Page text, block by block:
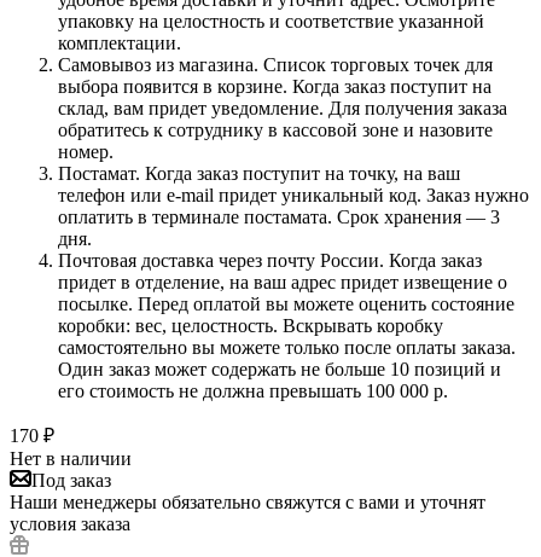
упаковку на целостность и соответствие указанной
комплектации.
Самовывоз из магазина. Список торговых точек для
выбора появится в корзине. Когда заказ поступит на
склад, вам придет уведомление. Для получения заказа
обратитесь к сотруднику в кассовой зоне и назовите
номер.
Постамат. Когда заказ поступит на точку, на ваш
телефон или e-mail придет уникальный код. Заказ нужно
оплатить в терминале постамата. Срок хранения — 3
дня.
Почтовая доставка через почту России. Когда заказ
придет в отделение, на ваш адрес придет извещение о
посылке. Перед оплатой вы можете оценить состояние
коробки: вес, целостность. Вскрывать коробку
самостоятельно вы можете только после оплаты заказа.
Один заказ может содержать не больше 10 позиций и
его стоимость не должна превышать 100 000 р.
170 ₽
Нет в наличии
Под заказ
Наши менеджеры обязательно свяжутся с вами и уточнят
условия заказа